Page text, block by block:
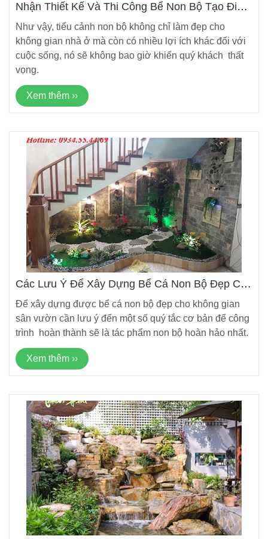
Nhận Thiết Kế Và Thi Công Bể Non Bộ Tạo Điểm
Như vậy, tiểu cảnh non bộ không chỉ làm đẹp cho
không gian nhà ở mà còn có nhiều lợi ích khác đối với
cuộc sống, nó sẽ không bao giờ khiến quý khách thất
vọng.
Xem thêm ››
Các Lưu Ý Để Xây Dựng Bể Cá Non Bộ Đẹp Cho
Để xây dựng được bể cá non bộ đẹp cho không gian
sân vườn cần lưu ý đến một số quý tắc cơ bản để công
trình hoàn thành sẽ là tác phẩm non bộ hoàn hảo nhất.
Xem thêm ››